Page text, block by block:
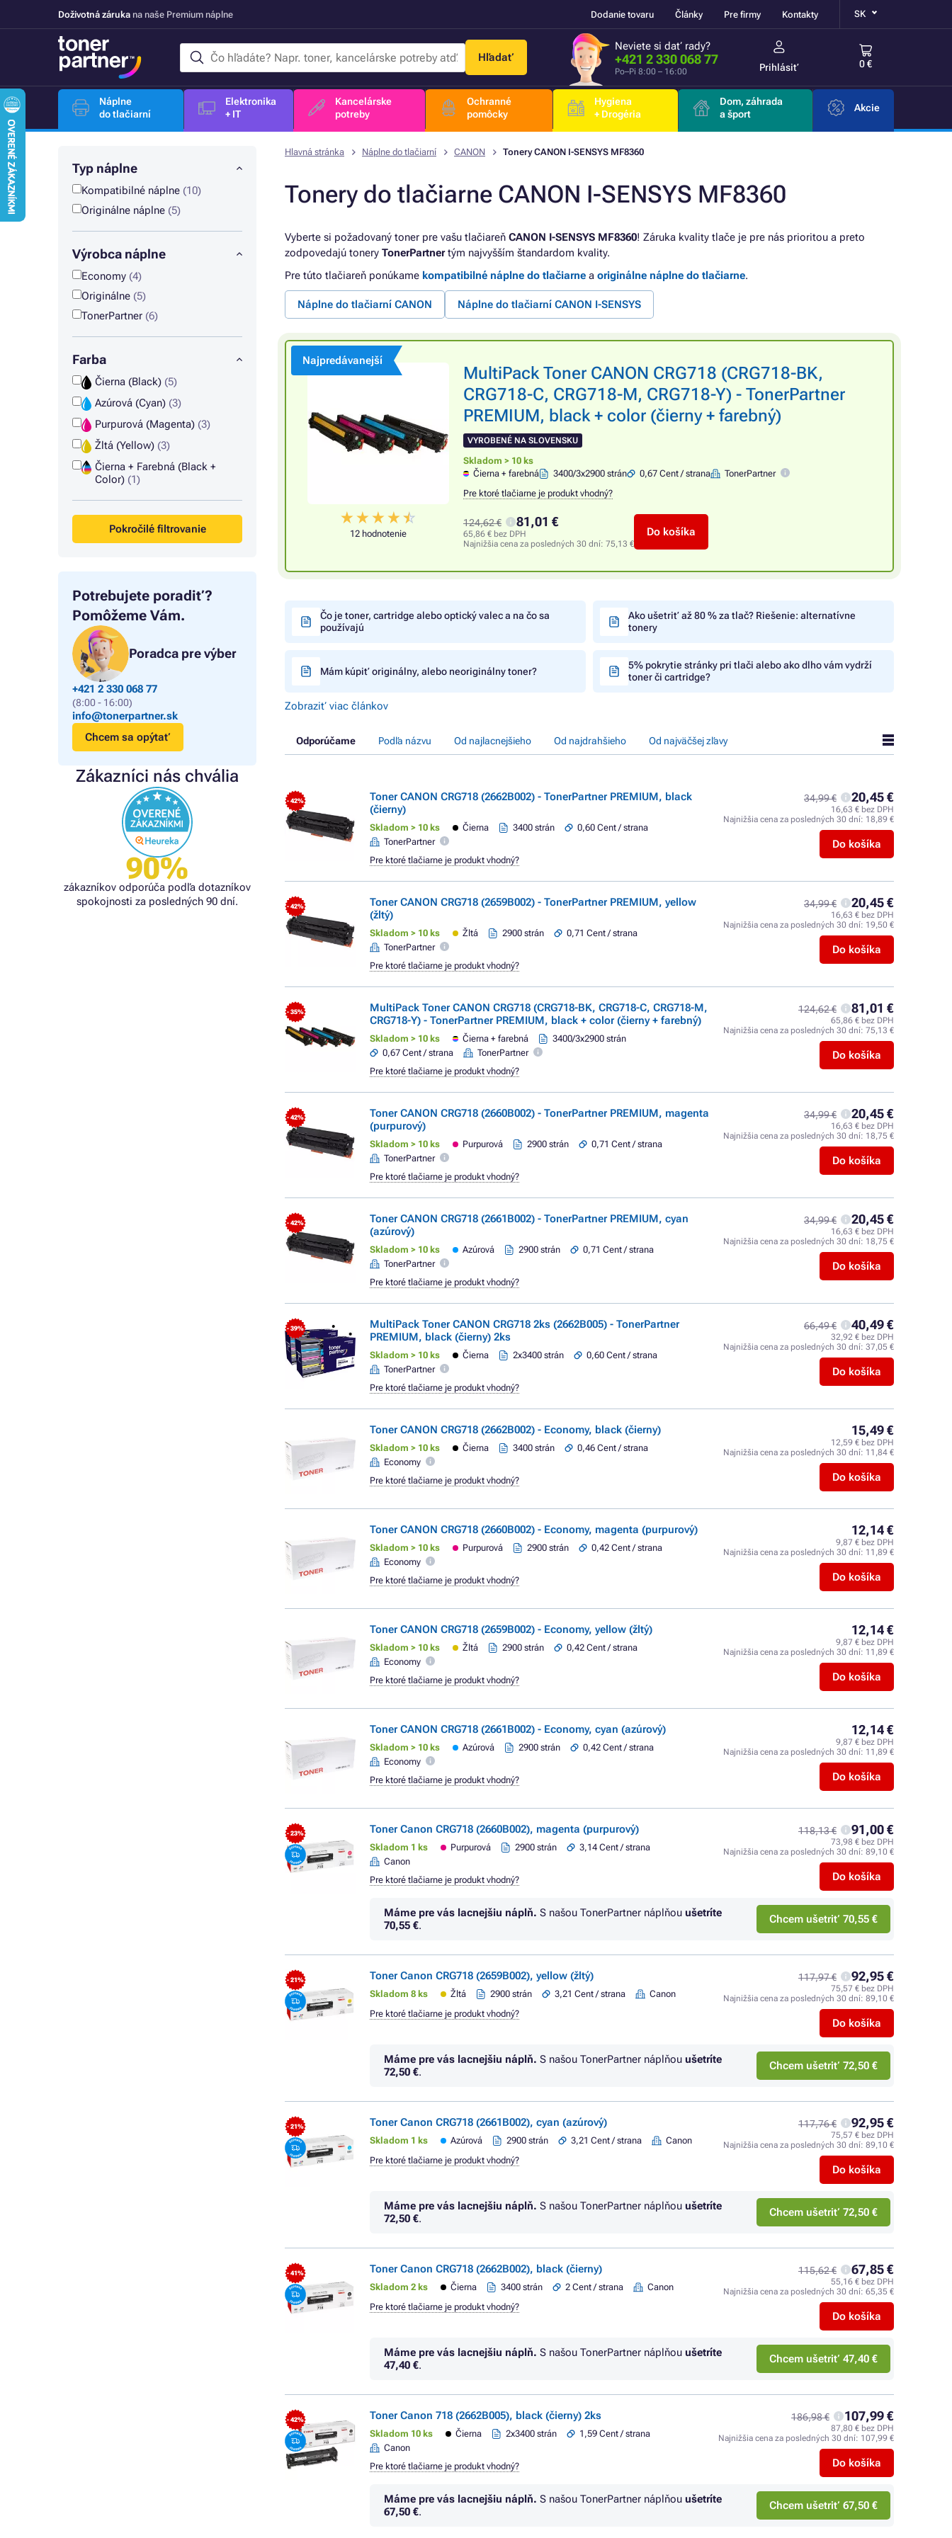
Doživotná záruka na naše Premium náplne Dodanie tovaru Články Pre firmy Kontakty SK
Hľadať
Neviete si dať rady?
+421 2 330 068 77
Po–Pi 8:00 – 16:00 Prihlásiť 0 €
Náplne
do tlačiarní
Elektronika
+ IT
Kancelárske
potreby
Ochranné
pomôcky
Hygiena
+ Drogéria
Dom, záhrada
a šport
Akcie
Typ náplne
Kompatibilné náplne (10)
Originálne náplne (5)
Výrobca náplne
Economy (4)
Originálne (5)
TonerPartner (6)
Farba
Čierna (Black) (5)
Azúrová (Cyan) (3)
Purpurová (Magenta) (3)
Žltá (Yellow) (3)
Čierna + Farebná (Black +
Color) (1)
Pokročilé filtrovanie
Potrebujete poradiť?
Pomôžeme Vám.
Poradca pre výber
+421 2 330 068 77
(8:00 - 16:00)
info@tonerpartner.sk
Chcem sa opýtať
Zákazníci nás chvália
90%
zákazníkov odporúča podľa dotazníkov
spokojnosti za posledných 90 dní.
Hlavná stránka Náplne do tlačiarní CANON Tonery CANON I-SENSYS MF8360
Tonery do tlačiarne CANON I-SENSYS MF8360
Vyberte si požadovaný toner pre vašu tlačiareň CANON I-SENSYS MF8360! Záruka kvality tlače je pre nás prioritou a preto
zodpovedajú tonery TonerPartnertým najvyšším štandardom kvality.
Pre túto tlačiareň ponúkame kompatibilné náplne do tlačiarne a originálne náplne do tlačiarne.
Náplne do tlačiarní CANON Náplne do tlačiarní CANON I-SENSYS
Najpredávanejší
12 hodnotenie
MultiPack Toner CANON CRG718 (CRG718-BK,
CRG718-C, CRG718-M, CRG718-Y) - TonerPartner
PREMIUM, black + color (čierny + farebný)
VYROBENÉ NA SLOVENSKU
Skladom > 10 ks
Čierna + farebná
3400/3x2900 strán 0,67 Cent / strana
TonerPartner
Pre ktoré tlačiarne je produkt vhodný?
124,62 € 81,01 €
65,86 € bez DPH
Najnižšia cena za posledných 30 dní: 75,13 €
Do košíka
Čo je toner, cartridge alebo optický valec a na čo sa
používajú
Ako ušetriť až 80 % za tlač? Riešenie: alternatívne
tonery
Mám kúpiť originálny, alebo neoriginálny toner?
5% pokrytie stránky pri tlači alebo ako dlho vám vydrží
toner či cartridge?
Zobraziť viac článkov
Odporúčame Podľa názvu Od najlacnejšieho Od najdrahšieho Od najväčšej zľavy
- 42%
Toner CANON CRG718 (2662B002) - TonerPartner PREMIUM, black
(čierny)
Skladom > 10 ks Čierna 3400 strán
0,60 Cent / strana
TonerPartner
34,99 € 20,45 €
16,63 € bez DPH
Najnižšia cena za posledných 30 dní: 18,89 €
Do košíka
Pre ktoré tlačiarne je produkt vhodný?
- 42%
Toner CANON CRG718 (2659B002) - TonerPartner PREMIUM, yellow
(žltý)
Skladom > 10 ks Žltá 2900 strán
0,71 Cent / strana
TonerPartner
34,99 € 20,45 €
16,63 € bez DPH
Najnižšia cena za posledných 30 dní: 19,50 €
Do košíka
Pre ktoré tlačiarne je produkt vhodný?
- 35%
MultiPack Toner CANON CRG718 (CRG718-BK, CRG718-C, CRG718-M,
CRG718-Y) - TonerPartner PREMIUM, black + color (čierny + farebný)
Skladom > 10 ks Čierna + farebná
3400/3x2900 strán
0,67 Cent / strana
TonerPartner
124,62 € 81,01 €
65,86 € bez DPH
Najnižšia cena za posledných 30 dní: 75,13 €
Do košíka
Pre ktoré tlačiarne je produkt vhodný?
- 42%
Toner CANON CRG718 (2660B002) - TonerPartner PREMIUM, magenta
(purpurový)
Skladom > 10 ks Purpurová 2900 strán
0,71 Cent / strana
TonerPartner
34,99 € 20,45 €
16,63 € bez DPH
Najnižšia cena za posledných 30 dní: 18,75 €
Do košíka
Pre ktoré tlačiarne je produkt vhodný?
- 42%
Toner CANON CRG718 (2661B002) - TonerPartner PREMIUM, cyan
(azúrový)
Skladom > 10 ks Azúrová 2900 strán
0,71 Cent / strana
TonerPartner
34,99 € 20,45 €
16,63 € bez DPH
Najnižšia cena za posledných 30 dní: 18,75 €
Do košíka
Pre ktoré tlačiarne je produkt vhodný?
- 39%
MultiPack Toner CANON CRG718 2ks (2662B005) - TonerPartner
PREMIUM, black (čierny) 2ks
Skladom > 10 ks Čierna 2x3400 strán
0,60 Cent / strana
TonerPartner
66,49 € 40,49 €
32,92 € bez DPH
Najnižšia cena za posledných 30 dní: 37,05 €
Do košíka
Pre ktoré tlačiarne je produkt vhodný?
Toner CANON CRG718 (2662B002) - Economy, black (čierny)
Skladom > 10 ks Čierna 3400 strán
0,46 Cent / strana
Economy
15,49 €
12,59 € bez DPH
Najnižšia cena za posledných 30 dní: 11,84 €
Do košíka
Pre ktoré tlačiarne je produkt vhodný?
Toner CANON CRG718 (2660B002) - Economy, magenta (purpurový)
Skladom > 10 ks Purpurová 2900 strán
0,42 Cent / strana
Economy
12,14 €
9,87 € bez DPH
Najnižšia cena za posledných 30 dní: 11,89 €
Do košíka
Pre ktoré tlačiarne je produkt vhodný?
Toner CANON CRG718 (2659B002) - Economy, yellow (žltý)
Skladom > 10 ks Žltá 2900 strán
0,42 Cent / strana
Economy
12,14 €
9,87 € bez DPH
Najnižšia cena za posledných 30 dní: 11,89 €
Do košíka
Pre ktoré tlačiarne je produkt vhodný?
Toner CANON CRG718 (2661B002) - Economy, cyan (azúrový)
Skladom > 10 ks Azúrová 2900 strán
0,42 Cent / strana
Economy
12,14 €
9,87 € bez DPH
Najnižšia cena za posledných 30 dní: 11,89 €
Do košíka
Pre ktoré tlačiarne je produkt vhodný?
- 23% Toner Canon CRG718 (2660B002), magenta (purpurový)
Skladom 1 ks Purpurová 2900 strán
3,14 Cent / strana
Canon
118,13 € 91,00 €
73,98 € bez DPH
Najnižšia cena za posledných 30 dní: 89,10 €
Do košíka
Pre ktoré tlačiarne je produkt vhodný?
Máme pre vás lacnejšiu náplň. S našou TonerPartner náplňou ušetríte
70,55 €. Chcem ušetriť 70,55 €
- 21% Toner Canon CRG718 (2659B002), yellow (žltý)
Skladom 8 ks Žltá 2900 strán 3,21 Cent / strana Canon
117,97 € 92,95 €
75,57 € bez DPH
Najnižšia cena za posledných 30 dní: 89,10 €
Do košíka
Pre ktoré tlačiarne je produkt vhodný?
Máme pre vás lacnejšiu náplň. S našou TonerPartner náplňou ušetríte
72,50 €. Chcem ušetriť 72,50 €
- 21% Toner Canon CRG718 (2661B002), cyan (azúrový)
Skladom 1 ks Azúrová 2900 strán 3,21 Cent / strana Canon
117,76 € 92,95 €
75,57 € bez DPH
Najnižšia cena za posledných 30 dní: 89,10 €
Do košíka
Pre ktoré tlačiarne je produkt vhodný?
Máme pre vás lacnejšiu náplň. S našou TonerPartner náplňou ušetríte
72,50 €. Chcem ušetriť 72,50 €
- 41% Toner Canon CRG718 (2662B002), black (čierny)
Skladom 2 ks Čierna 3400 strán 2 Cent / strana Canon
115,62 € 67,85 €
55,16 € bez DPH
Najnižšia cena za posledných 30 dní: 65,35 €
Do košíka
Pre ktoré tlačiarne je produkt vhodný?
Máme pre vás lacnejšiu náplň. S našou TonerPartner náplňou ušetríte
47,40 €. Chcem ušetriť 47,40 €
- 42% Toner Canon 718 (2662B005), black (čierny) 2ks
Skladom 10 ks Čierna 2x3400 strán
1,59 Cent / strana
Canon
186,98 € 107,99 €
87,80 € bez DPH
Najnižšia cena za posledných 30 dní: 107,99 €
Do košíka
Pre ktoré tlačiarne je produkt vhodný?
Máme pre vás lacnejšiu náplň. S našou TonerPartner náplňou ušetríte
67,50 €. Chcem ušetriť 67,50 €